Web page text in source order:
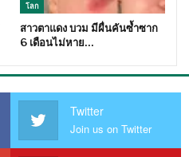
โลก
สาวตาแดง บวม มีผื่นคันซ้ำซาก
6 เดือนไม่หาย…
Twitter
Join us on Twitter